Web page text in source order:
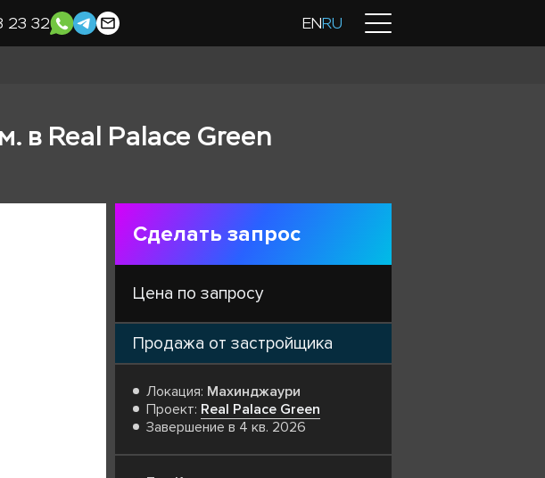
23 32 ENRU
в Real Palace Green
Сделать запрос
Цена по запросу
Продажа от застройщика
Локация: Махинджаури
Проект: Real Palace Green
Завершение в 4 кв. 2026